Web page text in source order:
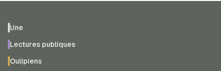
Une
Lectures publiques
Oulipiens